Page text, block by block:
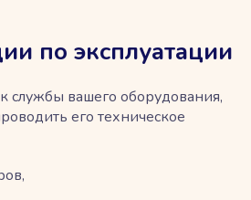
по эксплуатации
службы вашего оборудования,
его техническое